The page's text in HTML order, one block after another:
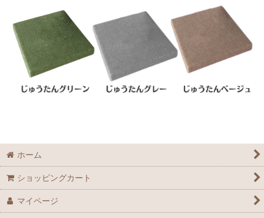
ホーム
ショッピングカート
マイページ